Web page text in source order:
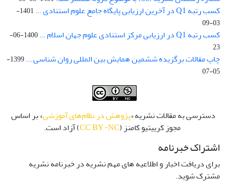
کسب رتبه Q1 در آخرین ارزیابی پایگاه جامع علوم استنادی ...
1401-
03-09
کسب رتبه Q1 در ارزیابی مرکز استنادی علوم جهان اسلام ...
1400-06-
23
چاپ مقالات برگزیده ششمین همایش بین المللی روان شناسی ...
1399-
05-07
دسترسی به مقالات نشریه «پژوهش در نظام‌های آموزشی» بر اساس
مجوز کرییتیو کامنز (CC BY-NC) آزاد است.
اشتراک خبرنامه
برای دریافت اخبار و اطلاعیه های مهم نشریه در خبرنامه نشریه
مشترک شوید.